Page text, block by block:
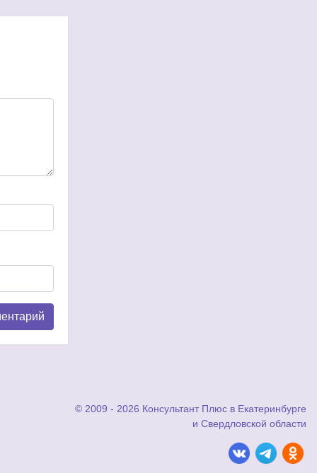
© 2009 - 2026 Консультант Плюс в Екатеринбурге
и Свердловской области